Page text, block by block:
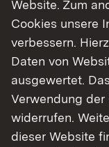
Finde dein
Website. Zum
Cookies unsere
verbessern.
Daten von
ausgewertet.
Verwendung der
widerrufen.
dieser Website